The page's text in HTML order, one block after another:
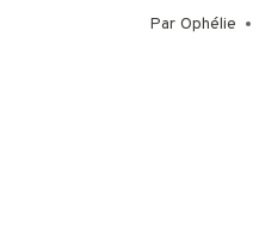
Par Ophélie